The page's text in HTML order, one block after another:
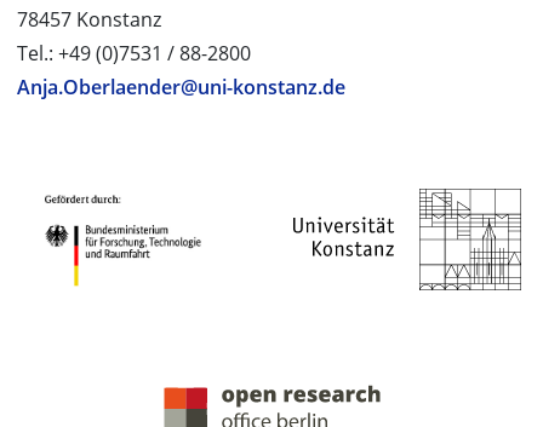
78457 Konstanz
Tel.: +49 (0)7531 / 88-2800
Anja.Oberlaender@uni-konstanz.de